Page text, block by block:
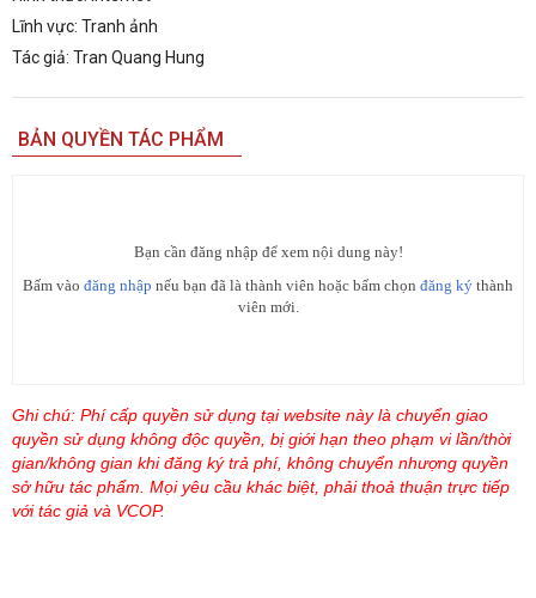
Lĩnh vực: Tranh ảnh
Tác giả: Tran Quang Hung
BẢN QUYỀN TÁC PHẨM
Bạn cần đăng nhập để xem nội dung này!
Bấm vào đăng nhập nếu bạn đã là thành viên hoặc bấm chọn đăng ký thành
viên mới.
Ghi chú: Phí cấp quyền sử dụng tại website này là chuyển giao
quyền sử dụng không độc quyền, bị giới hạn theo phạm vi lần/thời
gian/không gian khi đăng ký trả phí, không chuyển nhượng quyền
sở hữu tác phẩm. Mọi yêu cầu khác biệt, phải thoả thuận trực tiếp
với tác giả và VCOP.